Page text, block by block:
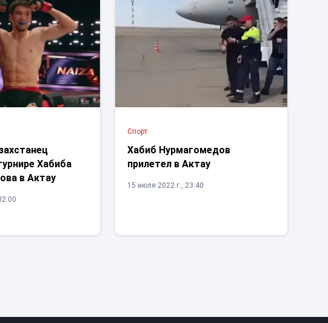
Хабиба
в Актау
Спорт
Хабиб Нурмагомедов
прилетел в Актау
15 июля 2022 г., 23:40